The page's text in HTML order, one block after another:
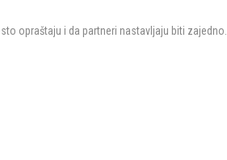
opraštaju i da partneri nastavljaju biti zajedno.